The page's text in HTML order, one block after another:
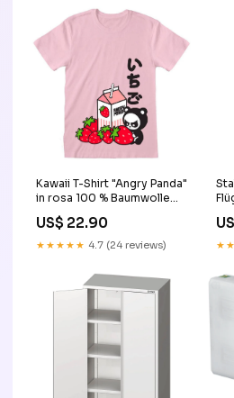
Kawaii T-Shirt "Angry Panda"
in rosa 100 % Baumwolle
Größe:S
US$ 22.90
★★★★★ 4.7 (24 reviews)